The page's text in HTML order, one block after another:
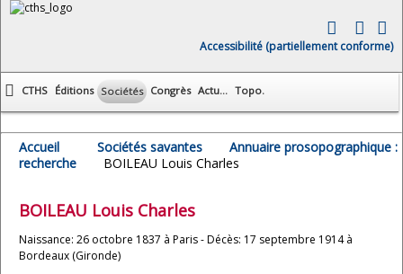
Accessibilité (partiellement conforme)
CTHS Éditions Sociétés Congrès Actu... Topo.
Accueil Sociétés savantes
Annuaire prosopographique :
recherche
BOILEAU Louis Charles
BOILEAU Louis Charles
Naissance: 26 octobre 1837 à Paris - Décès: 17 septembre 1914 à
Bordeaux (Gironde)